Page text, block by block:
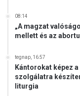
08:14
„A magzat
mellett és az
tegnap, 16:57
Kántorokat képez
szolgálatra
liturgia